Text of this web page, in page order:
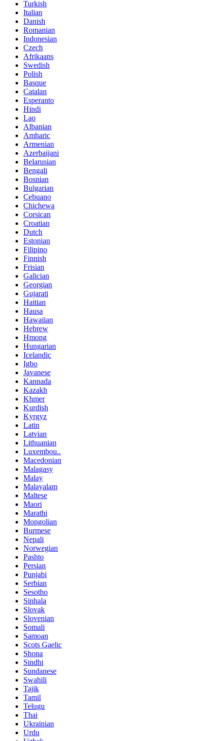
Turkish
Italian
Danish
Romanian
Indonesian
Czech
Afrikaans
Swedish
Polish
Basque
Catalan
Esperanto
Hindi
Lao
Albanian
Amharic
Armenian
Azerbaijani
Belarusian
Bengali
Bosnian
Bulgarian
Cebuano
Chichewa
Corsican
Croatian
Dutch
Estonian
Filipino
Finnish
Frisian
Galician
Georgian
Gujarati
Haitian
Hausa
Hawaiian
Hebrew
Hmong
Hungarian
Icelandic
Igbo
Javanese
Kannada
Kazakh
Khmer
Kurdish
Kyrgyz
Latin
Latvian
Lithuanian
Luxembou..
Macedonian
Malagasy
Malay
Malayalam
Maltese
Maori
Marathi
Mongolian
Burmese
Nepali
Norwegian
Pashto
Persian
Punjabi
Serbian
Sesotho
Sinhala
Slovak
Slovenian
Somali
Samoan
Scots Gaelic
Shona
Sindhi
Sundanese
Swahili
Tajik
Tamil
Telugu
Thai
Ukrainian
Urdu